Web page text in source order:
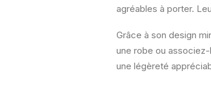
agréables à porter.
Grâce à son design
une robe ou
une légèreté